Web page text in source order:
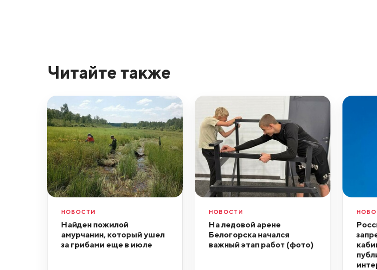
Читайте также
НОВОСТИ
Найден пожилой
амурчанин, который ушел
за грибами еще в июле
НОВОСТИ
На ледовой арене
Белогорска начался
важный этап работ (фото)